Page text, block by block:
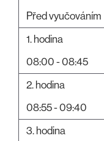
Před vyučováním
1. hodina
08:00 - 08:45
2. hodina
08:55 - 09:40
3. hodina